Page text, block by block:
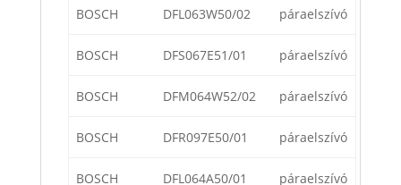
BOSCH DFL063W50/02 páraelszívó
BOSCH DFS067E51/01 páraelszívó
BOSCH DFM064W52/02 páraelszívó
BOSCH DFR097E50/01 páraelszívó
BOSCH DFL064A50/01 páraelszívó